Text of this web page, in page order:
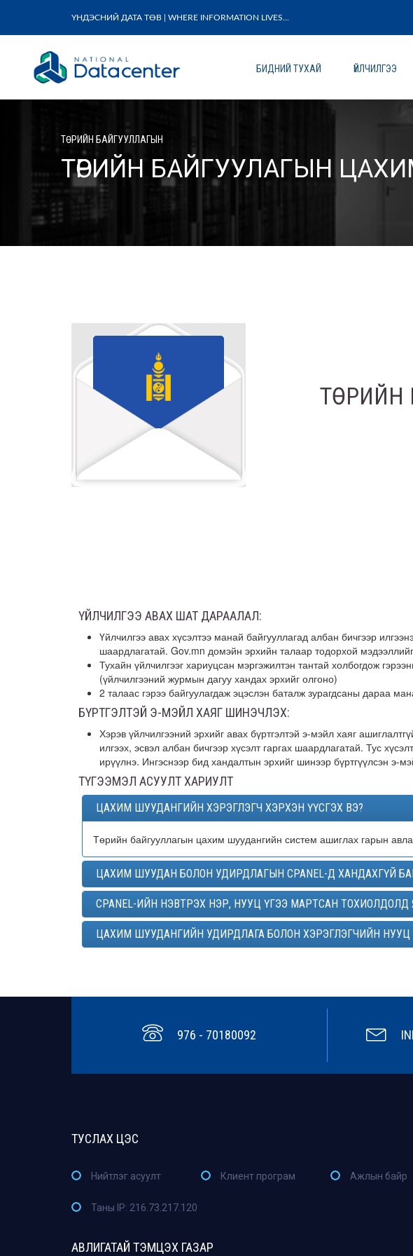
ҮНДЭСНИЙ ДАТА ТӨВ | WHERE INFORMATION LIVES...
БИДНИЙ ТУХАЙ ҮЙЛЧИЛГЭЭ
ТӨРИЙН БАЙГУУЛЛАГЫН
ТӨРИЙН БАЙГУУЛАГЫН
ТӨРИЙН
ҮЙЛЧИЛГЭЭ АВАХ ШАТ ДАРААЛАЛ:
Үйлчилгээ авах хүсэлтээ манай байгууллагад албан бичгээр
шаардлагатай. Gov.mn домэйн эрхийн талаар тодорхой
Тухайн үйлчилгээг хариуцсан мэргэжилтэн тантай холбогдож
(үйлчилгээний журмын дагуу хандах эрхийг олгоно)
2 талаас гэрээ байгуулагдаж эцэслэн баталж зурагдсаны дараа
БҮРТГЭЛТЭЙ Э-МЭЙЛ ХАЯГ ШИНЭЧЛЭХ:
Хэрэв үйлчилгээний эрхийг авах бүртгэлтэй э-мэйл хаяг
илгээх, эсвэл албан бичгээр хүсэлт гаргах шаардлагатай. Тус
ирүүлнэ. Ингэснээр бид хандалтын эрхийг шинээр бүртгүүлсэн э-
ТҮГЭЭМЭЛ АСУУЛТ ХАРИУЛТ
ЦАХИМ ШУУДАНГИЙН ХЭРЭГЛЭГЧ ХЭРХЭН ҮҮСГЭХ ВЭ?
Төрийн байгууллагын цахим шуудангийн систем ашиглах гарын
ЦАХИМ ШУУДАН БОЛОН УДИРДЛАГЫН CPANEL-Д ХАНДАХГҮЙ
CPANEL-ИЙН НЭВТРЭХ НЭР, НУУЦ ҮГЭЭ МАРТСАН
ЦАХИМ ШУУДАНГИЙН УДИРДЛАГА БОЛОН ХЭРЭГЛЭГЧИЙН
976 - 70180092
ТУСЛАХ ЦЭС
Нийтлэг асуулт Клиент програм Ажлын байр
Таны IP: 216.73.217.120
АВЛИГАТАЙ ТЭМЦЭХ ГАЗАР